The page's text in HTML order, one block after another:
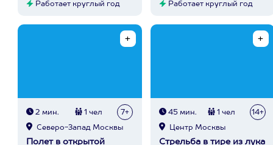
Работает круглый год Работает круглый год
2 мин. 1 чел 7+
Северо-Запад Москвы
Полет в открытой
45 мин. 1 чел 14+
Центр Москвы
Стрельба в тире из лука